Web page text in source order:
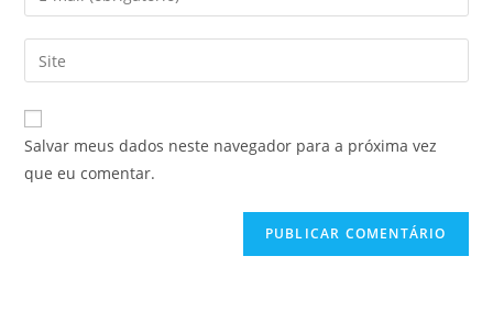
Salvar meus dados neste navegador para a próxima vez
que eu comentar.